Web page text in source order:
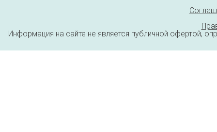
Информация на сайте не является публичной офертой,